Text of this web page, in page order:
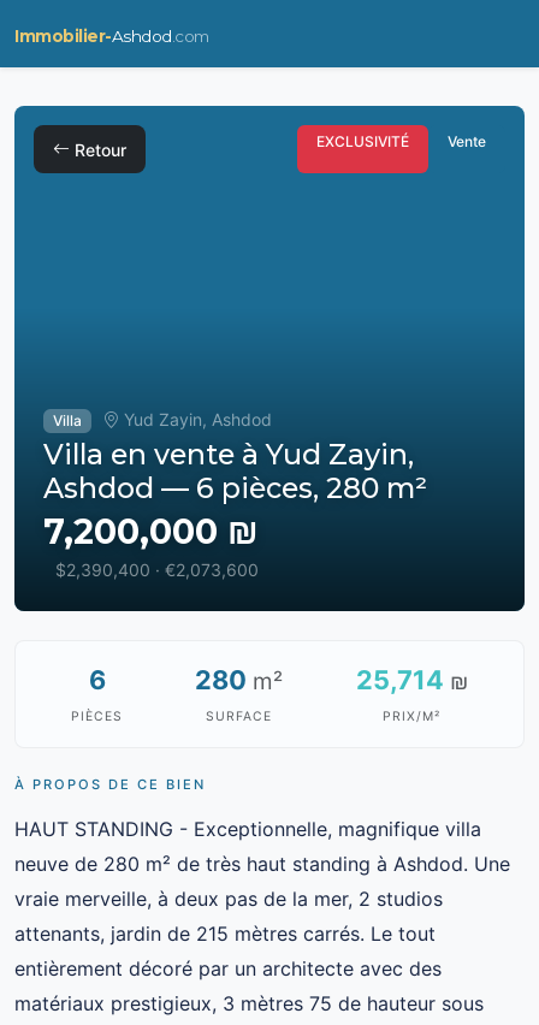
Immobilier-Ashdod .com
Retour EXCLUSIVITÉ Vente
Villa Yud Zayin, Ashdod
Villa en vente à Yud Zayin,
Ashdod — 6 pièces, 280 m²
7,200,000 ₪
$2,390,400 · €2,073,600
6
PIÈCES
280 m²
SURFACE
25,714 ₪
PRIX/M²
À PROPOS DE CE BIEN
HAUT STANDING - Exceptionnelle, magnifique villa
neuve de 280 m² de très haut standing à Ashdod. Une
vraie merveille, à deux pas de la mer, 2 studios
attenants, jardin de 215 mètres carrés. Le tout
entièrement décoré par un architecte avec des
matériaux prestigieux, 3 mètres 75 de hauteur sous